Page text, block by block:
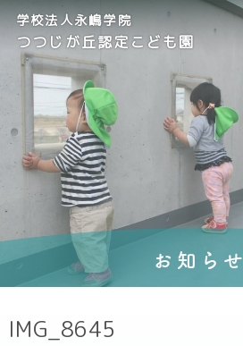
学校法人永嶋学院
つつじが丘認定こども園
お知らせ
IMG_8645